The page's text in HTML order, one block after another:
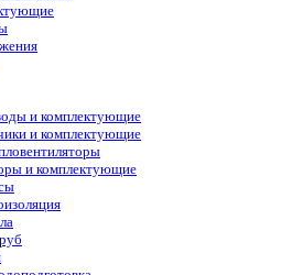
и комплектующие
и комплектующие
и комплектующие